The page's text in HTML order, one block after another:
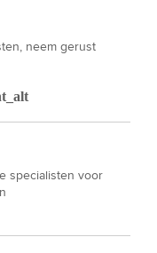
neem gerust
specialisten voor